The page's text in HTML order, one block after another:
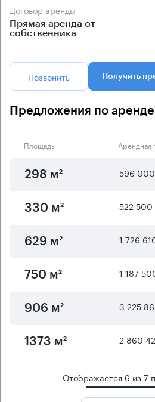
Договор аренды
Прямая аренда от
собственника
Позвонить Получить
Предложения по
Площадь Арендная
298 м² 596
330 м² 522 500
629 м² 1 726
750 м² 1 187
906 м² 3 225
1373 м² 2 860
Отображается 6 из7